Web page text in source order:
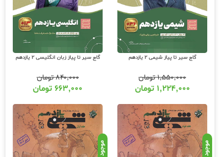
گاج سیر تا پیاز شیمی 2 یازدهم
۱,۵۵۰,۰۰۰تومان
۱,۲۲۴,۰۰۰ تومان
گاج سیر تا پیاز زبان انگلیسی 2 یازدهم
۸۴۰,۰۰۰تومان
۶۶۳,۰۰۰ تومان
موجود موجود